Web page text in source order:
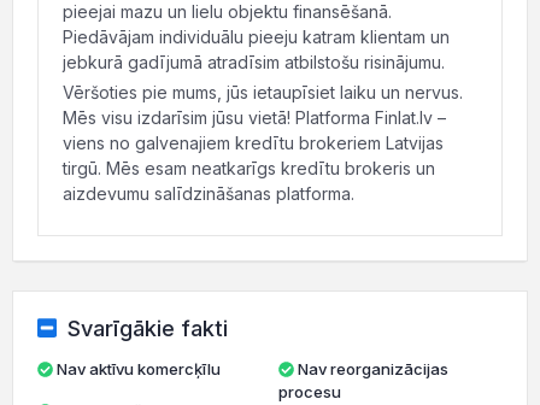
pieejai mazu un lielu objektu finansēšanā.
Piedāvājam individuālu pieeju katram klientam un
jebkurā gadījumā atradīsim atbilstošu risinājumu.
Vēršoties pie mums, jūs ietaupīsiet laiku un nervus.
Mēs visu izdarīsim jūsu vietā! Platforma Finlat.lv –
viens no galvenajiem kredītu brokeriem Latvijas
tirgū. Mēs esam neatkarīgs kredītu brokeris un
aizdevumu salīdzināšanas platforma.
Svarīgākie fakti
Nav aktīvu komercķīlu
Nav reorganizācijas
procesu